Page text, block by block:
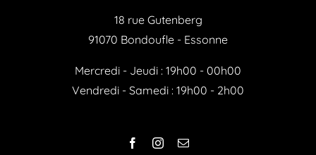
18 rue Gutenberg
91070 Bondoufle - Essonne
Mercredi - Jeudi : 19h00 - 00h00
Vendredi - Samedi : 19h00 - 2h00